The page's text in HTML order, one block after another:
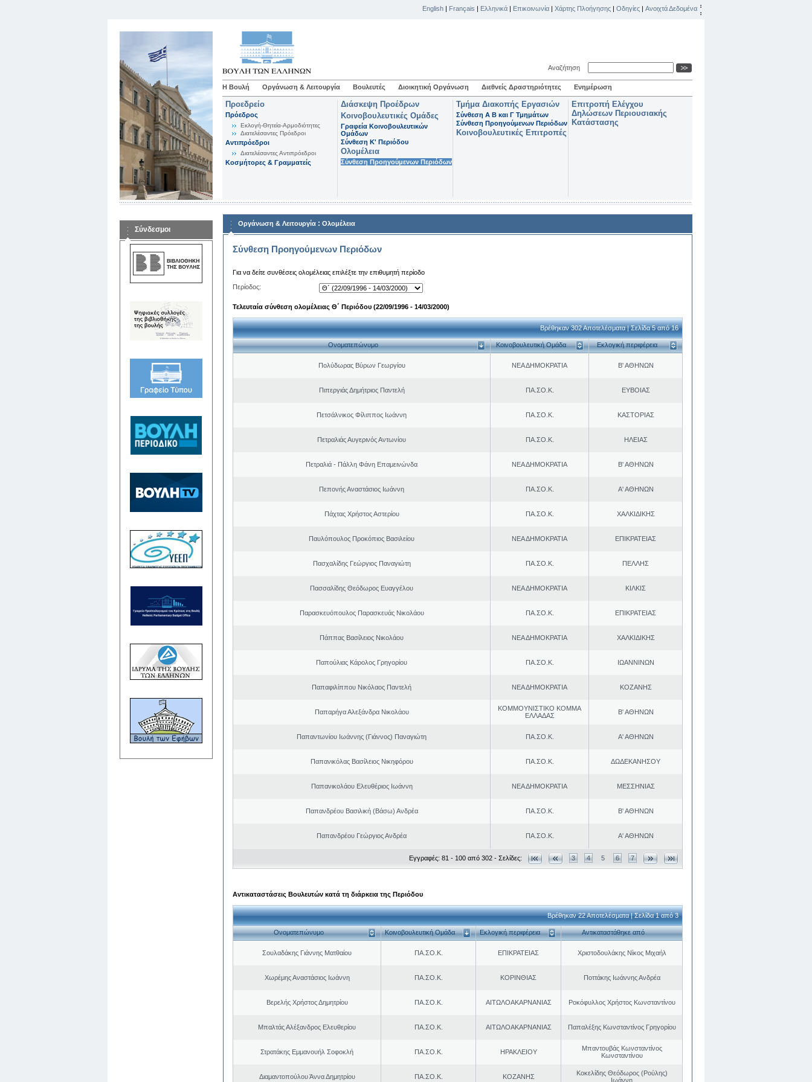
English | Français | Ελληνικά | Επικοινωνία | Χάρτης Πλοήγησης | Οδηγίες | Ανοιχτά Δεδομένα
Αναζήτηση
Η Βουλή Οργάνωση & Λειτουργία Βουλευτές Διοικητική Οργάνωση Διεθνείς Δραστηριότητες Ενημέρωση
Προεδρείο
Πρόεδρος
Εκλογή-Θητεία-Αρμοδιότητες
Διατελέσαντες Πρόεδροι
Αντιπρόεδροι
Διατελέσαντες Αντιπρόεδροι
Κοσμήτορες & Γραμματείς
Διάσκεψη Προέδρων
Κοινοβουλευτικές Ομάδες
Γραφεία Κοινοβουλευτικών
Ομάδων
Σύνθεση K' Περιόδου
Ολομέλεια
Σύνθεση Προηγούμενων Περιόδων
Τμήμα Διακοπής Εργασιών
Σύνθεση Α Β και Γ Τμημάτων
Σύνθεση Προηγούμενων Περιόδων
Κοινοβουλευτικές Επιτροπές
Επιτροπή Ελέγχου
Δηλώσεων Περιουσιακής
Κατάστασης
Σύνδεσμοι
Οργάνωση & Λειτουργία : Ολομέλεια
Σύνθεση Προηγούμενων Περιόδων
Για να δείτε συνθέσεις ολομέλειας επιλέξτε την επιθυμητή περίοδο
Περίοδος:
Τελευταία σύνθεση ολομέλειας Θ΄ Περιόδου (22/09/1996 - 14/03/2000)
Βρέθηκαν 302 Αποτελέσματα | Σελίδα 5 από 16
Ονοματεπώνυμο Κοινοβουλευτική Ομάδα Εκλογική περιφέρεια
Πολύδωρας Βύρων Γεωργίου ΝΕΑ ΔΗΜΟΚΡΑΤΙΑ Β' ΑΘΗΝΩΝ
Πιπεργιάς Δημήτριος Παντελή ΠΑ.ΣΟ.Κ. ΕΥΒΟΙΑΣ
Πετσάλνικος Φίλιππος Ιωάννη ΠΑ.ΣΟ.Κ. ΚΑΣΤΟΡΙΑΣ
Πετραλιάς Αυγερινός Αντωνίου ΠΑ.ΣΟ.Κ. ΗΛΕΙΑΣ
Πετραλιά - Πάλλη Φάνη Επαμεινώνδα ΝΕΑ ΔΗΜΟΚΡΑΤΙΑ Β' ΑΘΗΝΩΝ
Πεπονής Αναστάσιος Ιωάννη ΠΑ.ΣΟ.Κ. Α' ΑΘΗΝΩΝ
Πάχτας Χρήστος Αστερίου ΠΑ.ΣΟ.Κ. ΧΑΛΚΙΔΙΚΗΣ
Παυλόπουλος Προκόπιος Βασιλείου ΝΕΑ ΔΗΜΟΚΡΑΤΙΑ ΕΠΙΚΡΑΤΕΙΑΣ
Πασχαλίδης Γεώργιος Παναγιώτη ΠΑ.ΣΟ.Κ. ΠΕΛΛΗΣ
Πασσαλίδης Θεόδωρος Ευαγγέλου ΝΕΑ ΔΗΜΟΚΡΑΤΙΑ ΚΙΛΚΙΣ
Παρασκευόπουλος Παρασκευάς Νικολάου ΠΑ.ΣΟ.Κ. ΕΠΙΚΡΑΤΕΙΑΣ
Πάππας Βασίλειος Νικολάου ΝΕΑ ΔΗΜΟΚΡΑΤΙΑ ΧΑΛΚΙΔΙΚΗΣ
Παπούλιας Κάρολος Γρηγορίου ΠΑ.ΣΟ.Κ. ΙΩΑΝΝΙΝΩΝ
Παπαφιλίππου Νικόλαος Παντελή ΝΕΑ ΔΗΜΟΚΡΑΤΙΑ ΚΟΖΑΝΗΣ
Παπαρήγα Αλεξάνδρα Νικολάου
ΚΟΜΜΟΥΝΙΣΤΙΚΟ ΚΟΜΜΑ
ΕΛΛΑΔΑΣ
Β' ΑΘΗΝΩΝ
Παπαντωνίου Ιωάννης (Γιάννος) Παναγιώτη ΠΑ.ΣΟ.Κ. Α' ΑΘΗΝΩΝ
Παπανικόλας Βασίλειος Νικηφόρου ΠΑ.ΣΟ.Κ. ΔΩΔΕΚΑΝΗΣΟΥ
Παπανικολάου Ελευθέριος Ιωάννη ΝΕΑ ΔΗΜΟΚΡΑΤΙΑ ΜΕΣΣΗΝΙΑΣ
Παπανδρέου Βασιλική (Βάσω) Ανδρέα ΠΑ.ΣΟ.Κ. Β' ΑΘΗΝΩΝ
Παπανδρέου Γεώργιος Ανδρέα ΠΑ.ΣΟ.Κ. Α' ΑΘΗΝΩΝ
Εγγραφές: 81 - 100 από 302 - Σελίδες: 3 4 5 6 7
Αντικαταστάσεις Βουλευτών κατά τη διάρκεια της Περιόδου
Βρέθηκαν 22 Αποτελέσματα | Σελίδα 1 από 3
Ονοματεπώνυμο Κοινοβουλευτική Ομάδα Εκλογική περιφέρεια Αντικαταστάθηκε από
Σουλαδάκης Γιάννης Ματθαίου ΠΑ.ΣΟ.Κ. ΕΠΙΚΡΑΤΕΙΑΣ Χριστοδουλάκης Νίκος Μιχαήλ
Χωρέμης Αναστάσιος Ιωάννη ΠΑ.ΣΟ.Κ. ΚΟΡΙΝΘΙΑΣ Ποττάκης Ιωάννης Ανδρέα
Βερελής Χρήστος Δημητρίου ΠΑ.ΣΟ.Κ. ΑΙΤΩΛΟΑΚΑΡΝΑΝΙΑΣ Ροκόφυλλος Χρήστος Κωνσταντίνου
Μπαλτάς Αλέξανδρος Ελευθερίου ΠΑ.ΣΟ.Κ. ΑΙΤΩΛΟΑΚΑΡΝΑΝΙΑΣ Παπαλέξης Κωνσταντίνος Γρηγορίου
Στρατάκης Εμμανουήλ Σοφοκλή ΠΑ.ΣΟ.Κ. ΗΡΑΚΛΕΙΟΥ
Μπαντουβάς Κωνσταντίνος
Κωνσταντίνου
Διαμαντοπούλου Άννα Δημητρίου ΠΑ.ΣΟ.Κ. ΚΟΖΑΝΗΣ
Κοκελίδης Θεόδωρος (Ρούλης)
Ιωάννη